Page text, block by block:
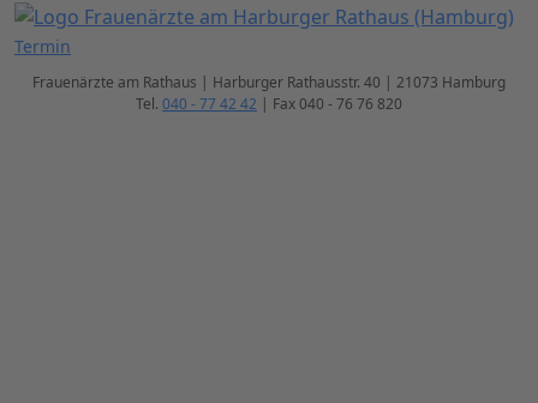
Termin
Frauenärzte am Rathaus | Harburger Rathausstr. 40 | 21073 Hamburg
Tel. 040 - 77 42 42 | Fax 040 - 76 76 820